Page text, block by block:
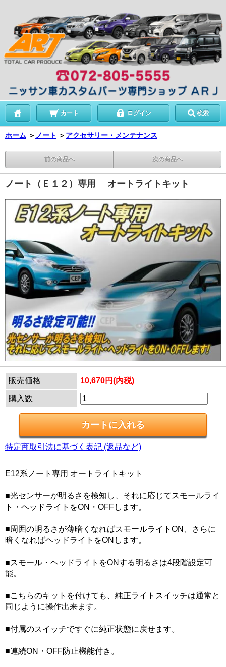
カート ログイン 検索
ホーム ＞ ノート ＞ アクセサリー・メンテナンス
前の商品へ 次の商品へ
ノート（Ｅ１２）専用 オートライトキット
販売価格 10,670円(内税)
購入数
特定商取引法に基づく表記 (返品など)
E12系ノート専用 オートライトキット
■光センサーが明るさを検知し、それに応じてスモールライ
ト・ヘッドライトをON・OFFします。
■周囲の明るさが薄暗くなればスモールライトON、さらに
暗くなればヘッドライトをONします。
■スモール・ヘッドライトをONする明るさは4段階設定可
能。
■こちらのキットを付けても、純正ライトスイッチは通常と
同じように操作出来ます。
■付属のスイッチですぐに純正状態に戻せます。
■連続ON・OFF防止機能付き。